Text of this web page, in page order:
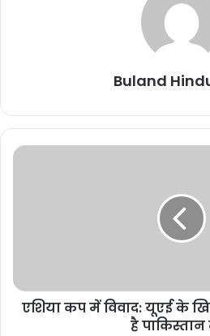
November 17, 2025
दीपक बैज का
का घेराव
मुख्यमंत्री
निवेश की इच्छा
November 11, 2025
व्यापार, शिक्षा और
मिलेगा बढ़ावा
Buland
एशिया कप में विवाद: यूएई के
है पाकिस्तान